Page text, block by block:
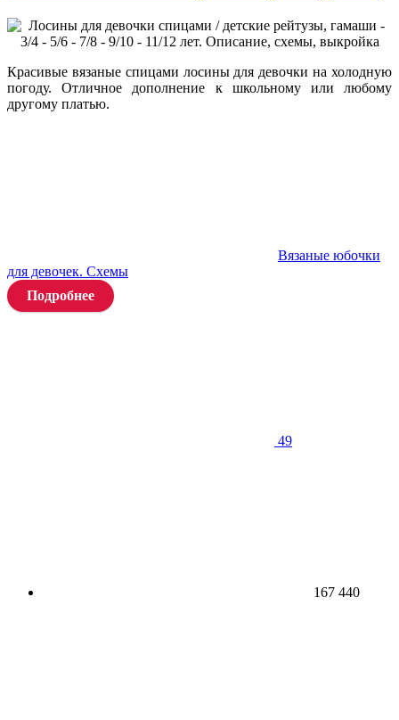
Красивые вязаные спицами лосины для девочки на холодную
погоду. Отличное дополнение к школьному или любому
другому платью.
Вязаные юбочки
для девочек. Схемы
Подробнее
49
167 440